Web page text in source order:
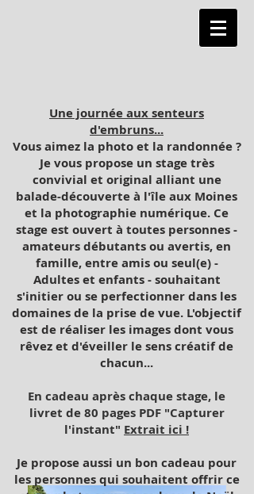
Une journée aux senteurs
d'embruns...
Vous aimez la photo et la randonnée ?
Je vous propose un stage très
convivial et original alliant une
balade-découverte à l'île aux Moines
et la photographie numérique. Ce
stage est ouvert à toutes personnes -
amateurs débutants ou avertis, en
famille, entre amis ou seul(e) -
Adultes et enfants - souhaitant
s'initier ou se perfectionner dans les
domaines de la prise de vue. L'objectif
est de réaliser les images dont vous
rêvez et d'éveiller le sens créatif de
chacun...
En cadeau après chaque stage, le
livret de 80 pages PDF "Capturer
l'instant" Extrait ici !
Je propose aussi un bon cadeau pour
les personnes qui souhaitent offrir ce